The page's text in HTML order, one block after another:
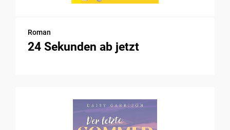
Roman
24 Sekunden ab jetzt